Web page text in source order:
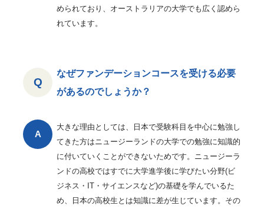
められており、オーストラリアの大学でも広く認めら
れています。
なぜファンデーションコースを受ける必要
があるのでしょうか？
大きな理由としては、日本で受験科目を中心に勉強し
てきた方はニュージーランドの大学での勉強に知識的
に付いていくことができないためです。ニュージーラ
ンドの高校ではすでに大学進学後に学びたい分野(ビ
ジネス・IT・サイエンスなど)の基礎を学んでいるた
め、日本の高校生とは知識に差が生じています。その